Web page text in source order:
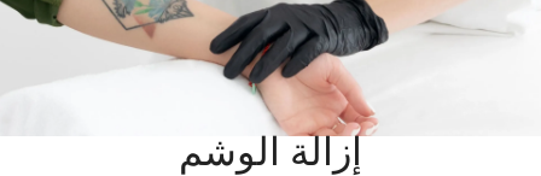
إزالة الوشم